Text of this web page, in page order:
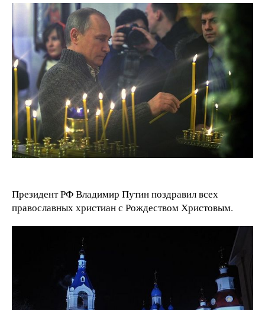
Президент РФ Владимир Путин поздравил всех
православных христиан с Рождеством Христовым.